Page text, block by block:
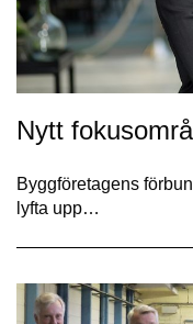
Nytt
Byggföretagens
lyfta upp…